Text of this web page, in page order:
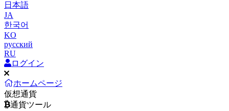
日本語
JA
한국어
KO
русский
RU
ログイン
ホームページ
仮想通貨
通貨ツール